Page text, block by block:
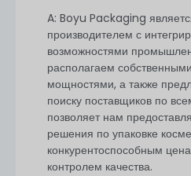
можем обсудить гибкость
типа продукта.
A: Boyu Packaging
производителем с
возможностями
располагаем
мощностями, а также
поиску поставщиков по
позволяет нам
решения по упаковке
конкурентоспособным
контролем качества.